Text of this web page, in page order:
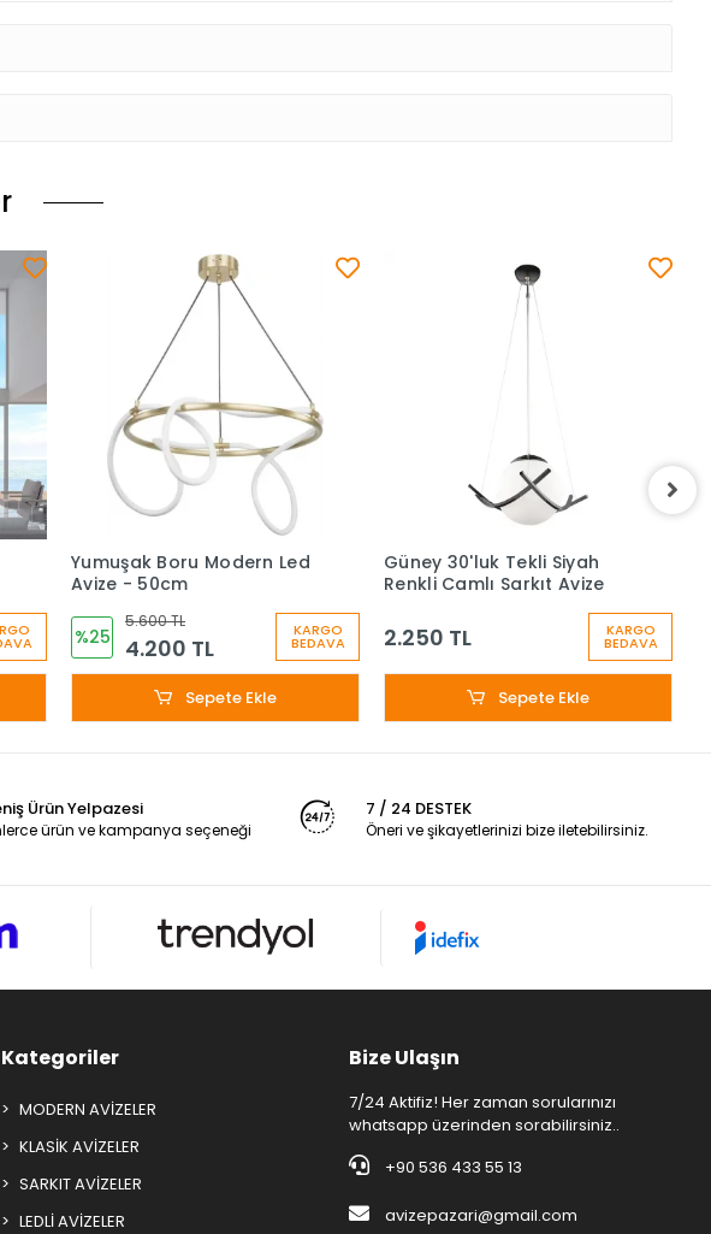
Yumuşak Boru Modern Led
Avize - 50cm
%25
5.600 TL
4.200 TL
KARGO
BEDAVA
Sepete Ekle
Güney 30'luk Tekli Siyah
Renkli Camlı Sarkıt Avize
2.250 TL KARGO
BEDAVA
Sepete Ekle
Ürün Yelpazesi
ürün ve kampanya seçeneği
7 / 24 DESTEK
Öneri ve şikayetlerinizi bize iletebilirsiniz.
Kategoriler
MODERN AVİZELER
KLASİK AVİZELER
SARKIT AVİZELER
LEDLİ AVİZELER
Bize Ulaşın
7/24 Aktifiz! Her zaman sorularınızı
whatsapp üzerinden sorabilirsiniz..
+90 536 433 55 13
avizepazari@gmail.com